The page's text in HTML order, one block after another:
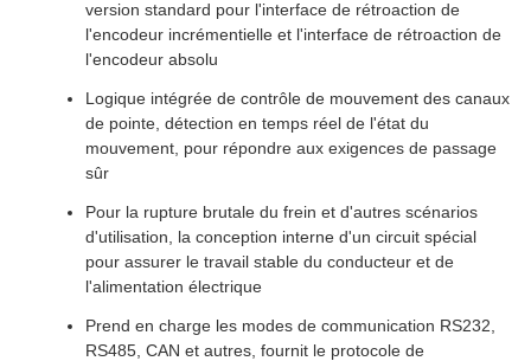
version standard pour l'interface de rétroaction de
l'encodeur incrémentielle et l'interface de rétroaction de
l'encodeur absolu
Logique intégrée de contrôle de mouvement des canaux
de pointe, détection en temps réel de l'état du
mouvement, pour répondre aux exigences de passage
sûr
Pour la rupture brutale du frein et d'autres scénarios
d'utilisation, la conception interne d'un circuit spécial
pour assurer le travail stable du conducteur et de
l'alimentation électrique
Prend en charge les modes de communication RS232,
RS485, CAN et autres, fournit le protocole de